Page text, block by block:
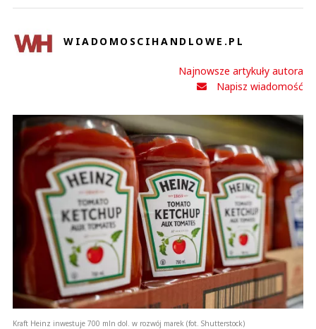
WIADOMOSCIHANDLOWE.PL
Najnowsze artykuły autora
Napisz wiadomość
Kraft Heinz inwestuje 700 mln dol. w rozwój marek (fot. Shutterstock)